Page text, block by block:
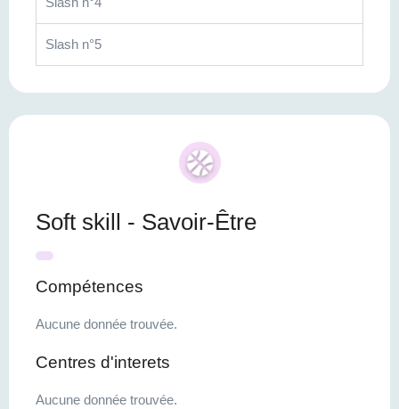
Slash n°5
Soft skill - Savoir-Être
Compétences
Aucune donnée trouvée.
Centres d'interets
Aucune donnée trouvée.